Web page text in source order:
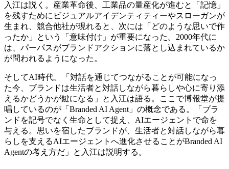
入江は説く。産業革命後、工業品の量産化が進むと「記憶」
を残すためにビジュアルアイデンティティーやスローガンが
生まれ、競合他社が現れると、次には「どのような思いで作
ったか」という「意味付け」が重要になった。2000年代に
は、パーパスがブランドアクションに落とし込まれているか
が問われるようになった。
そしてAI時代。「対話を通じてつながることが可能になっ
た今、ブランドは生活者と対話しながら暮らしや心に寄り添
えるかどうかが鍵になる」と入江は語る。ここで博報堂が提
唱しているのが「Branded AI Agent」の概念である。「ブラ
ンドを記号でなく生命として捉え、AIエージェントで命を
与える。思いを宿したブランドが、生活者と対話しながら暮
らしを支えるAIエージェントへ進化させることがBranded AI
Agentの考え方だ」と入江は説明する。